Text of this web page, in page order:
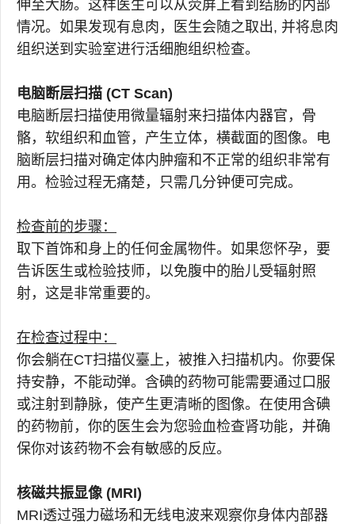
伸至大肠。这样医生可以从荧屏上看到结肠的内部
情况。如果发现有息肉，医生会随之取出, 并将息肉
组织送到实验室进行活细胞组织检查。
电脑断层扫描 (CT Scan)
电脑断层扫描使用微量辐射来扫描体内器官，骨
骼，软组织和血管，产生立体，横截面的图像。电
脑断层扫描对确定体内肿瘤和不正常的组织非常有
用。检验过程无痛楚，只需几分钟便可完成。
检查前的步骤：
取下首饰和身上的任何金属物件。如果您怀孕，要
告诉医生或检验技师，以免腹中的胎儿受辐射照
射，这是非常重要的。
在检查过程中：
你会躺在CT扫描仪臺上，被推入扫描机内。你要保
持安静，不能动弹。含碘的药物可能需要通过口服
或注射到静脉，使产生更清晰的图像。在使用含碘
的药物前，你的医生会为您验血检查肾功能，并确
保你对该药物不会有敏感的反应。
核磁共振显像 (MRI)
MRI透过强力磁场和无线电波来观察你身体内部器